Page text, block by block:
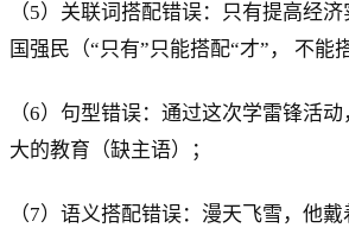
（5）关联词搭配错误：只有提高经
国强民（“只有”只能搭配“才”， 不能
（6）句型错误：通过这次学雷锋活
大的教育（缺主语）；
（7）语义搭配错误：漫天飞雪，他戴